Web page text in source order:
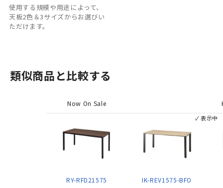
使用する規模や用途によって、
天板2色＆3サイズからお選びい
ただけます。
類似商品と比較する
Now On Sale
RY-RFD21575
✓ 表示中
IK-REV1575-BFO